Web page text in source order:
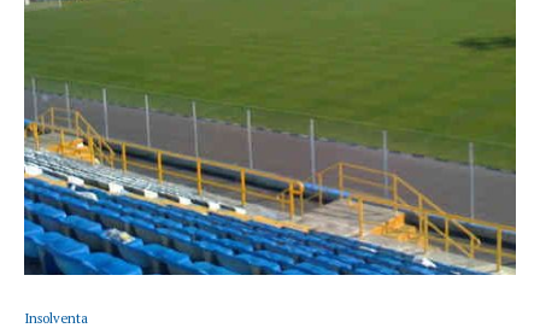
Insolventa